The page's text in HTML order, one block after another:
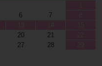
6 7
20 21
27 28